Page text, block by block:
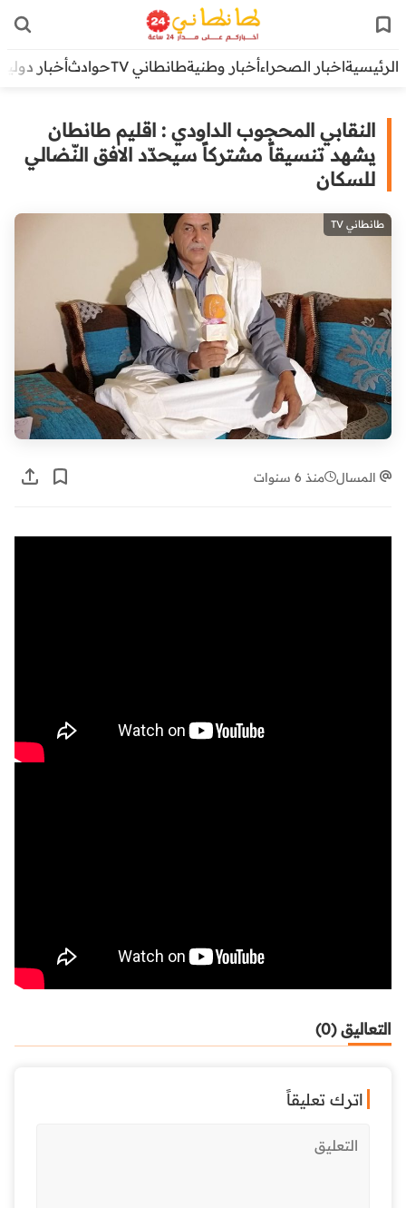
الرئيسيةاخبار الصحراءأخبار وطنيةطانطاني TV حوادثأخبار دولية
النقابي المحجوب الداودي : اقليم طانطان
يشهد تنسيقاً مشتركاً سيحدّد الافق النّضالي
للسكان
طانطاني TV
المسال منذ 6 سنوات
التعاليق (0)
اترك تعليقاً